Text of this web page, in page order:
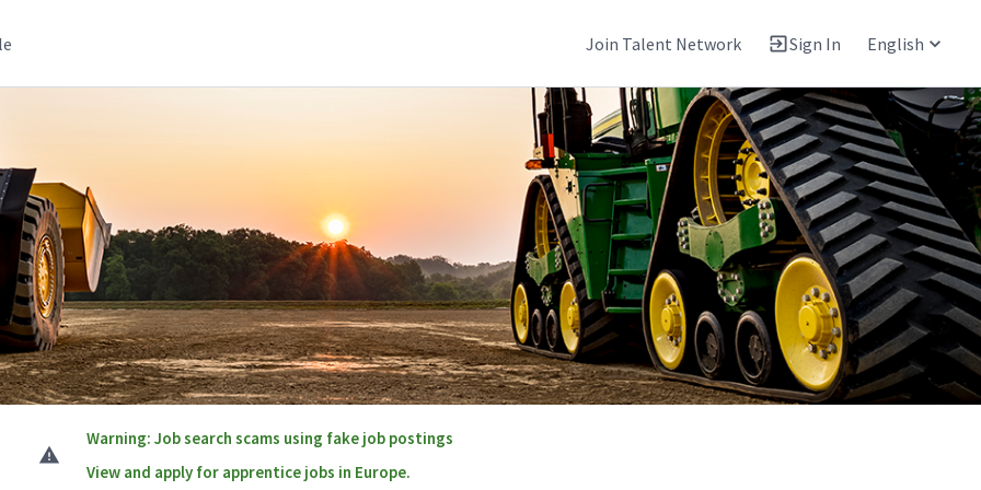
Join Talent Network Sign In English
Warning: Job search scams using fake job postings
View and apply for apprentice jobs in Europe.